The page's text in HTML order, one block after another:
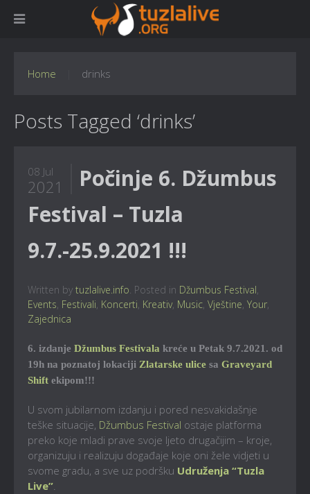
Home drinks
Posts Tagged ‘drinks’
08 Jul
2021
Počinje 6. Džumbus
Festival – Tuzla
9.7.-25.9.2021 !!!
Written by tuzlalive.info. Posted in Džumbus Festival,
Events, Festivali, Koncerti, Kreativ, Music, Vještine, Your,
Zajednica
6. izdanje Džumbus Festivala kreće u Petak 9.7.2021. od
19h na poznatoj lokaciji Zlatarske ulice sa Graveyard
Shift ekipom!!!
U svom jubilarnom izdanju i pored nesvakidašnje
teške situacije, Džumbus Festival ostaje platforma
preko koje mladi prave svoje ljeto drugačijim – kroje,
organizuju i realizuju događaje koje oni žele vidjeti u
svome gradu, a sve uz podršku Udruženja “Tuzla
Live”.